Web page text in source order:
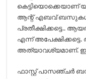
കെട്ടിയൊക്കെയാണ്
ആന്റ് എബവ് ബസുകൾ
പ്രതീക്ഷിക്കട്ടെ..
എന്ന് അപേക്ഷിക്കട്ടെ.
അത്യാവശ്യമാണ്.
ഫാസ്റ്റ് പാസഞ്ചർ